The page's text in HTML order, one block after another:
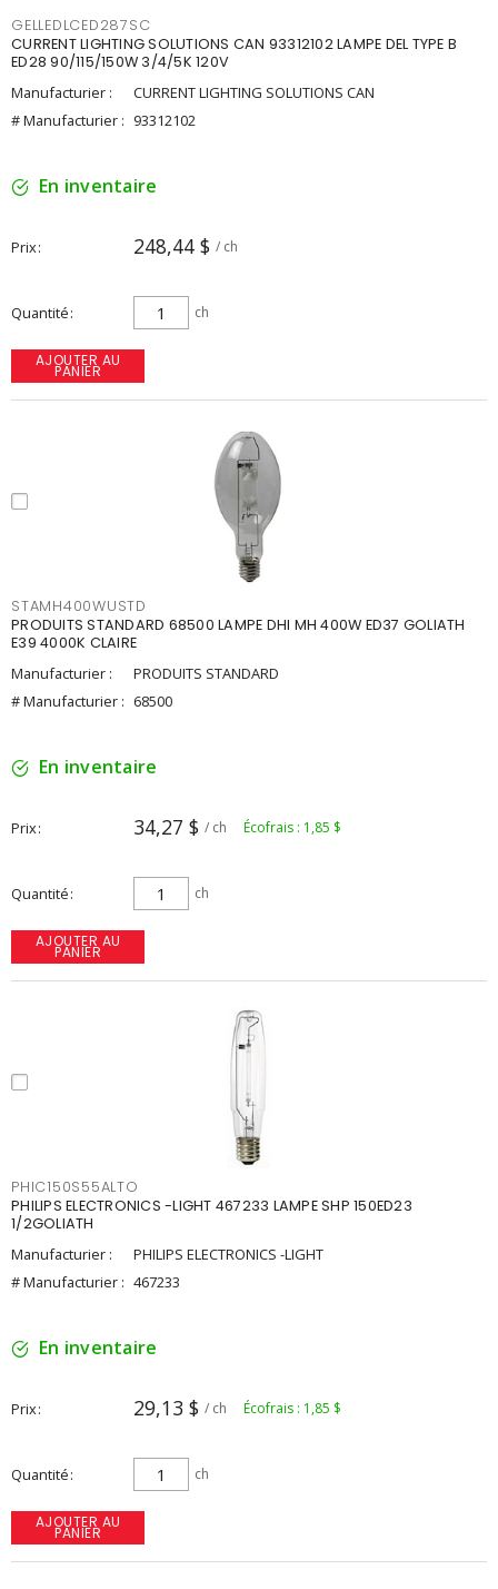
GELLEDLCED287SC
CURRENT LIGHTING SOLUTIONS CAN 93312102 LAMPE DEL TYPE B
ED28 90/115/150W 3/4/5K 120V
Manufacturier :
CURRENT LIGHTING SOLUTIONS CAN
# Manufacturier : 93312102
En inventaire
Prix 248,44 $ / ch
Quantité ch
AJOUTER AU
PANIER
STAMH400WUSTD
PRODUITS STANDARD 68500 LAMPE DHI MH 400W ED37 GOLIATH
E39 4000K CLAIRE
Manufacturier :
PRODUITS STANDARD
# Manufacturier : 68500
En inventaire
Prix 34,27 $ / ch Écofrais : 1,85 $
Quantité ch
AJOUTER AU
PANIER
PHIC150S55ALTO
PHILIPS ELECTRONICS -LIGHT 467233 LAMPE SHP 150ED23
1/2GOLIATH
Manufacturier :
PHILIPS ELECTRONICS -LIGHT
# Manufacturier : 467233
En inventaire
Prix 29,13 $ / ch Écofrais : 1,85 $
Quantité ch
AJOUTER AU
PANIER